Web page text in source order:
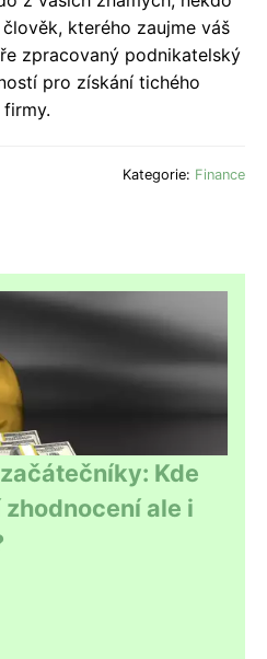
kterého zaujme váš
zpracovaný podnikatelský
pro získání tichého
Kategorie: Finance
Kde
ale i